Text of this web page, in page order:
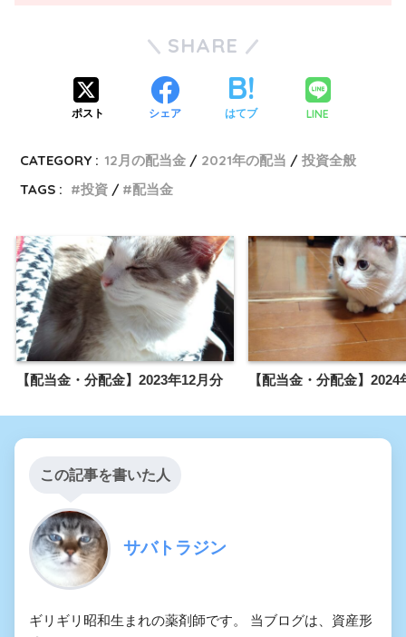
SHARE
ポスト シェア はてブ LINE
CATEGORY : 12月の配当金 2021年の配当
投資全般
TAGS :
投資 配当金
【配当金・分配金】2023年12月分 【配当金・分配金】2024
この記事を書いた人
サバトラジン
ギリギリ昭和生まれの薬剤師です。 当ブログは、資産形